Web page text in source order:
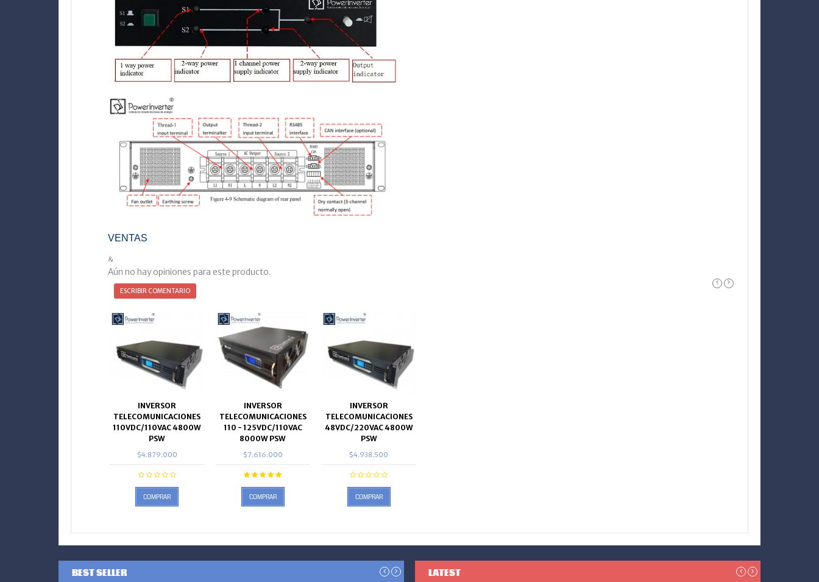
VENTAS
&
Aún no hay opiniones para este producto.
ESCRIBIR COMENTARIO
INVERSOR
TELECOMUNICACIONES
110VDC/110VAC 4800W
PSW
$4.879.000
COMPRAR
INVERSOR
TELECOMUNICACIONES
110 - 125VDC/110VAC
8000W PSW
$7.616.000
COMPRAR
INVERSOR
TELECOMUNICACIONES
48VDC/220VAC 4800W
PSW
$4.938.500
COMPRAR
BEST SELLER LATEST